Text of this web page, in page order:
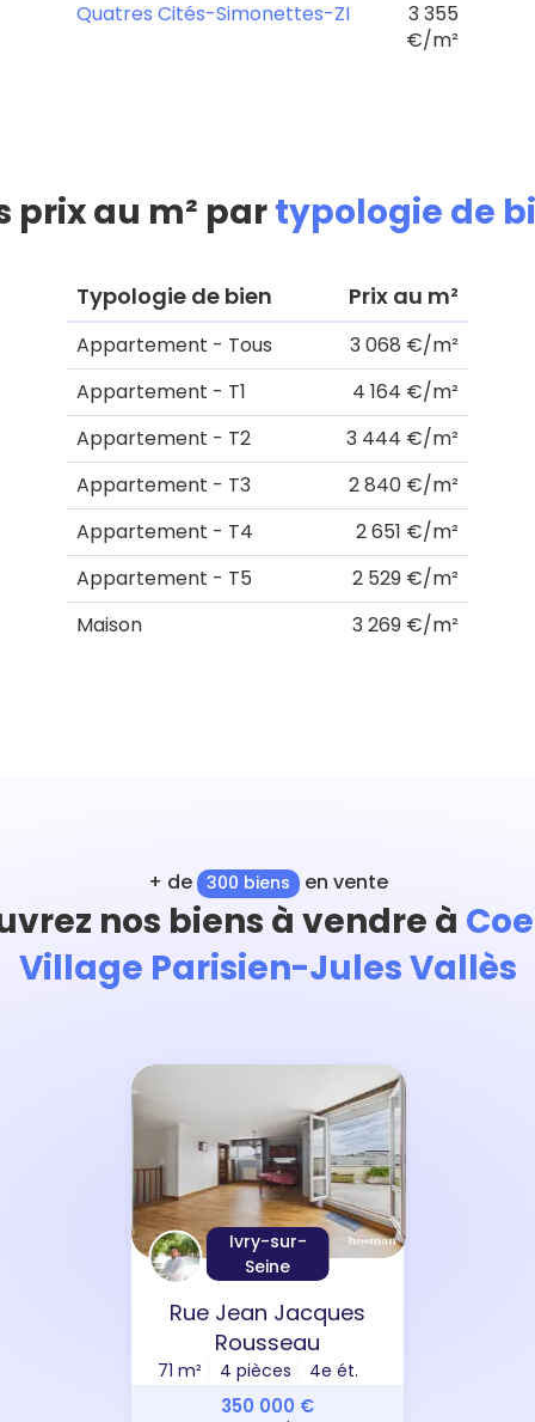
Quatres Cités-Simonettes-ZI
3 355
€/m²
prix au m² partypologie de
Typologie de bien Prix au m²
Appartement - Tous
3 068 €/m²
Appartement - T1
4 164 €/m²
Appartement - T2
3 444 €/m²
Appartement - T3
2 840 €/m²
Appartement - T4
2 651 €/m²
Appartement - T5
2 529 €/m²
Maison
3 269 €/m²
+ de 300 biens en vente
nos biens à vendre à
Village Parisien-Jules Vallès
Ivry-sur-
Seine
Rue Jean Jacques
Rousseau
71 m² 4 pièces 4e ét.
350 000 €